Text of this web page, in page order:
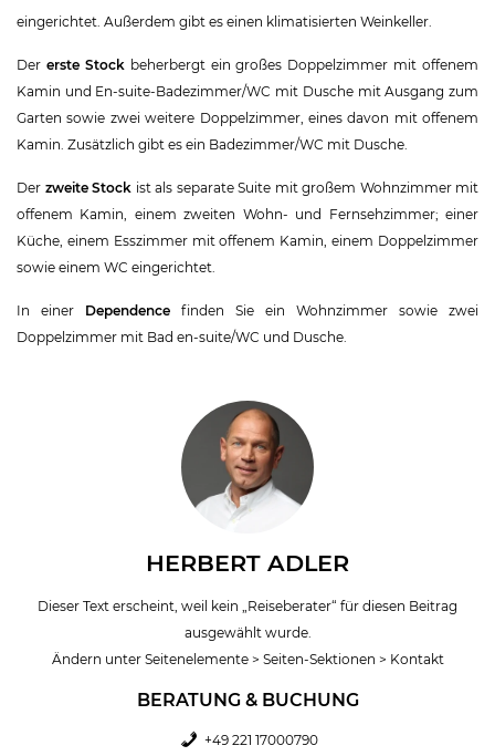
eingerichtet. Außerdem gibt es einen klimatisierten Weinkeller.
Der erste Stock beherbergt ein großes Doppelzimmer mit offenem
Kamin und En-suite-Badezimmer/WC mit Dusche mit Ausgang zum
Garten sowie zwei weitere Doppelzimmer, eines davon mit offenem
Kamin. Zusätzlich gibt es ein Badezimmer/WC mit Dusche.
Der zweite Stock ist als separate Suite mit großem Wohnzimmer mit
offenem Kamin, einem zweiten Wohn- und Fernsehzimmer; einer
Küche, einem Esszimmer mit offenem Kamin, einem Doppelzimmer
sowie einem WC eingerichtet.
In einer Dependence finden Sie ein Wohnzimmer sowie zwei
Doppelzimmer mit Bad en-suite/WC und Dusche.
HERBERT ADLER
Dieser Text erscheint, weil kein „Reiseberater“ für diesen Beitrag
ausgewählt wurde.
Ändern unter Seitenelemente > Seiten-Sektionen > Kontakt
BERATUNG & BUCHUNG
+49 221 17000790